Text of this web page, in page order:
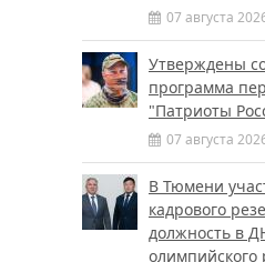
07 августа
Утверждены
программа
"Патриоты
07 августа
В Тюмени
кадрового
должность в
олимпийского